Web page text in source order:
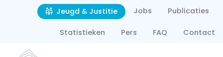
Overslaan en naar de inhoud gaan
Second navigation
Jeugd & Justitie Jobs Publicaties
Statistieken Pers FAQ Contact